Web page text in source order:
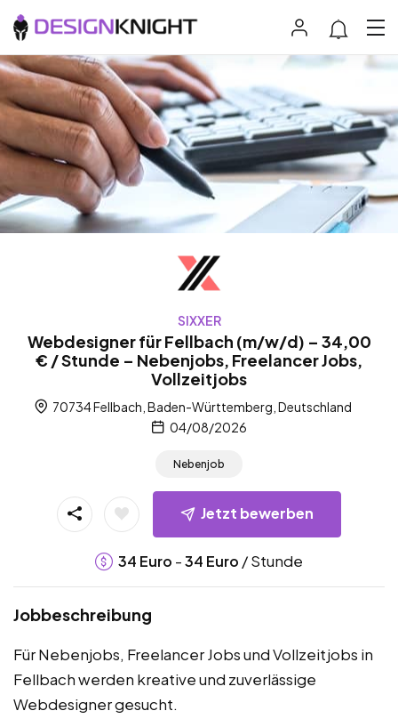
SIXXER
Webdesigner für Fellbach (m/w/d) – 34,00
€ / Stunde – Nebenjobs, Freelancer Jobs,
Vollzeitjobs
70734 Fellbach, Baden-Württemberg, Deutschland
04/08/2026
Nebenjob
Jetzt bewerben
34 Euro -34 Euro / Stunde
Jobbeschreibung
Für Nebenjobs, Freelancer Jobs und Vollzeitjobs in
Fellbach werden kreative und zuverlässige
Webdesigner gesucht.